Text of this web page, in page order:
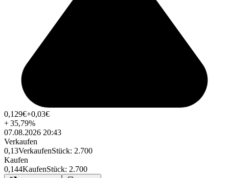
0,129€+0,03€
+35,79%
07.08.2026 20:43
Verkaufen
0,13VerkaufenStück: 2.700
Kaufen
0,144KaufenStück: 2.700